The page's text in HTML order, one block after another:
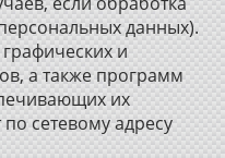
данных).
и
а также программ
их
по сетевому адресу